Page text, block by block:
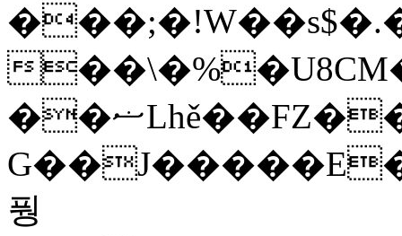
��ޟLhě��FZ��d
풩